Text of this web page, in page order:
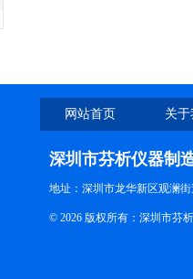
网站首页 关
深圳市芬析仪器制
地址：深圳市龙华新区观澜
© 2026 版权所有：深圳市芬